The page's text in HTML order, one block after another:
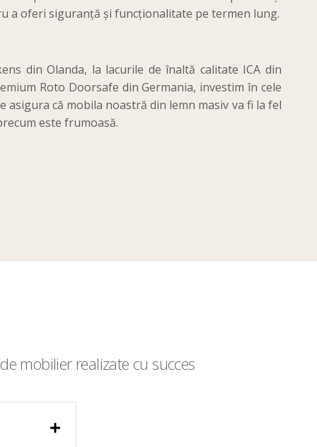
a oferi siguranță și funcționalitate pe termen lung.
din Olanda, la lacurile de înaltă calitate ICA din
Roto Doorsafe din Germania, investim în cele
asigura că mobila noastră din lemn masiv va fi la fel
este frumoasă.
mobilier realizate cu succes